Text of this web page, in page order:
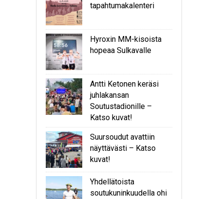
tapahtumakalenteri
Hyroxin MM-kisoista
hopeaa Sulkavalle
Antti Ketonen keräsi
juhlakansan
Soutustadionille –
Katso kuvat!
Suursoudut avattiin
näyttävästi – Katso
kuvat!
Yhdellätoista
soutukuninkuudella ohi